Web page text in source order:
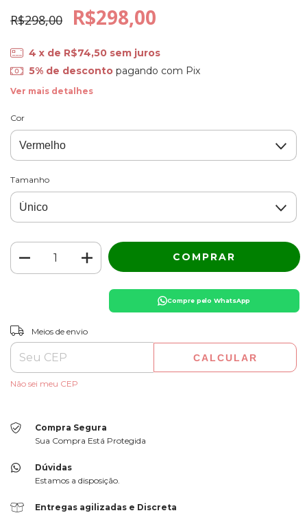
R$298,00 R$298,00
4 x de R$74,50 sem juros
5% de descontopagando com Pix
Ver mais detalhes
Cor
Tamanho
Compre pelo WhatsApp
Entregas para o CEP:
Meios de envio
CALCULAR
Não sei meu CEP
Compra Segura
Sua Compra Está Protegida
Dúvidas
Estamos a disposição.
Entregas agilizadas e Discreta